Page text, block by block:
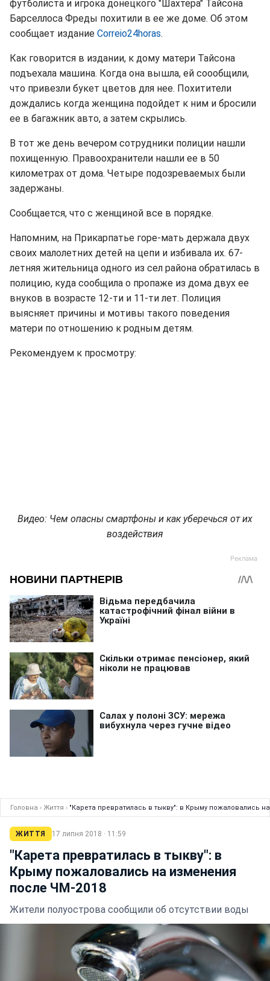
футболиста и игрока донецкого "Шахтера" Тайсона
Барселлоса Фреды похитили в ее же доме. Об этом
сообщает издание Correio24horas.
Как говорится в издании, к дому матери Тайсона
подъехала машина. Когда она вышла, ей соообщили,
что привезли букет цветов для нее. Похитители
дождались когда женщина подойдет к ним и бросили
ее в багажник авто, а затем скрылись.
В тот же день вечером сотрудники полиции нашли
похищенную. Правоохранители нашли ее в 50
километрах от дома. Четыре подозреваемых были
задержаны.
Сообщается, что с женщиной все в порядке.
Напомним, на Прикарпатье горе-мать держала двух
своих малолетних детей на цепи и избивала их. 67-
летняя жительница одного из сел района обратилась в
полицию, куда сообщила о пропаже из дома двух ее
внуков в возрасте 12-ти и 11-ти лет. Полиция
выясняет причины и мотивы такого поведения
матери по отношению к родным детям.
Рекомендуем к просмотру:
Видео: Чем опасны смартфоны и как уберечься от их
воздействия
Головна › Життя › "Карета превратилась в тыкву": в Крыму пожаловались
ЖИТТЯ 17 липня 2018 · 11:59
"Карета превратилась в тыкву": в
Крыму пожаловались на изменения
после ЧМ-2018
Жители полуострова сообщили об отсутствии воды